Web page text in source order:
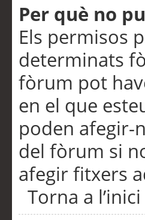
Per què no
Els permisos
determinats
fòrum pot
en el que
poden afegir-
del fòrum si
afegir fitxers
Torna a l’inici